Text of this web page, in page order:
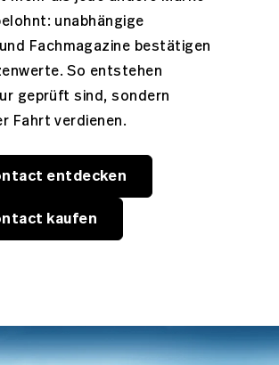
unabhängige
Fachmagazine bestätigen
So entstehen
geprüft sind, sondern
Fahrt verdienen.
entdecken
kaufen